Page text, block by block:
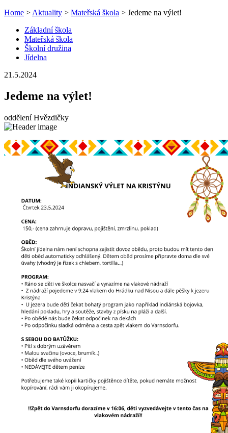
Home > Aktuality > Mateřská škola > Jedeme na výlet!
Základní škola
Mateřská škola
Školní družina
Jídelna
21.5.2024
Jedeme na výlet!
oddělení Hvězdičky